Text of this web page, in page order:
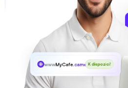
wwwMyCafe.cameraK dispozici!